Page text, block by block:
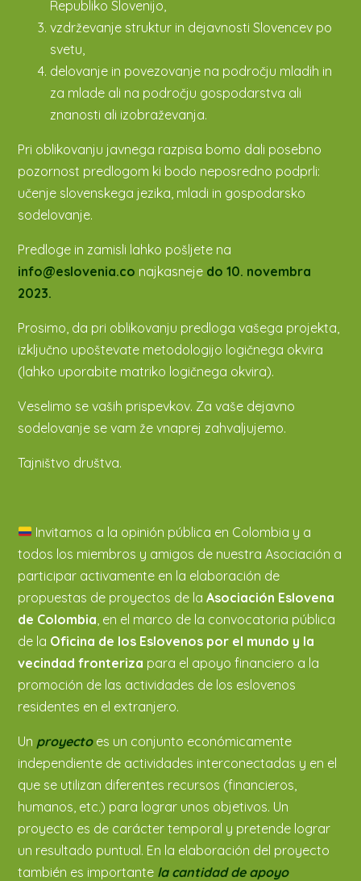
Republiko Slovenijo,
vzdrževanje struktur in dejavnosti Slovencev po
svetu,
delovanje in povezovanje na področju mladih in
za mlade ali na področju gospodarstva ali
znanosti ali izobraževanja.
Pri oblikovanju javnega razpisa bomo dali posebno
pozornost predlogom ki bodo neposredno podprli:
učenje slovenskega jezika, mladi in gospodarsko
sodelovanje.
Predloge in zamisli lahko pošljete na
info@eslovenia.co najkasneje do 10. novembra
2023.
Prosimo, da pri oblikovanju predloga vašega projekta,
izključno upoštevate metodologijo logičnega okvira
(lahko uporabite matriko logičnega okvira).
Veselimo se vaših prispevkov. Za vaše dejavno
sodelovanje se vam že vnaprej zahvaljujemo.
Tajništvo društva.
Invitamos a la opinión pública en Colombia y a
todos los miembros y amigos de nuestra Asociación a
participar activamente en la elaboración de
propuestas de proyectos de la Asociación Eslovena
de Colombia , en el marco de la convocatoria pública
de la Oficina de los Eslovenos por el mundo y la
vecindad fronteriza para el apoyo financiero a la
promoción de las actividades de los eslovenos
residentes en el extranjero.
Un proyecto es un conjunto económicamente
independiente de actividades interconectadas y en el
que se utilizan diferentes recursos (financieros,
humanos, etc.) para lograr unos objetivos. Un
proyecto es de carácter temporal y pretende lograr
un resultado puntual. En la elaboración del proyecto
también es importante la cantidad de apoyo